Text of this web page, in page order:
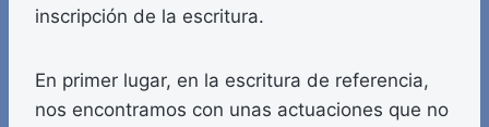
inscripción de la escritura.
En primer lugar, en la escritura de referencia,
nos encontramos con unas actuaciones que no